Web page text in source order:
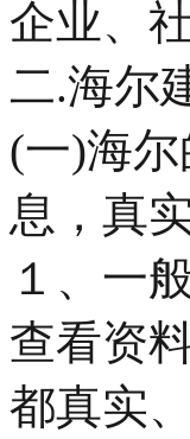
企业、
二.海尔
(一)海
息，真
１、一
查看资
都真实